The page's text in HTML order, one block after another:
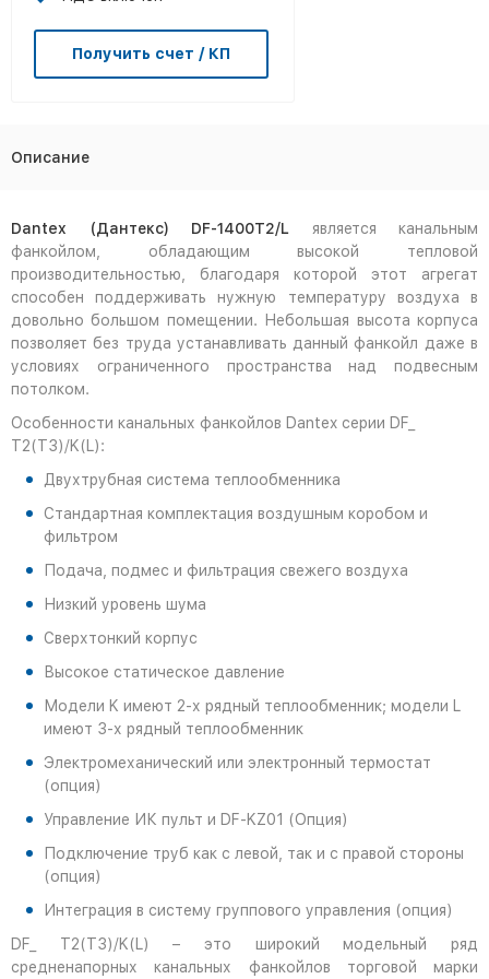
Получить счет / КП
Описание
Dantex (Дантекс) DF-1400T2/L является канальным
фанкойлом, обладающим высокой тепловой
производительностью, благодаря которой этот агрегат
способен поддерживать нужную температуру воздуха в
довольно большом помещении. Небольшая высота корпуса
позволяет без труда устанавливать данный фанкойл даже в
условиях ограниченного пространства над подвесным
потолком.
Особенности канальных фанкойлов Dantex серии DF_
T2(T3)/K(L):
Двухтрубная система теплообменника
Стандартная комплектация воздушным коробом и
фильтром
Подача, подмес и фильтрация свежего воздуха
Низкий уровень шума
Сверхтонкий корпус
Высокое статическое давление
Модели K имеют 2-х рядный теплообменник; модели L
имеют 3-х рядный теплообменник
Электромеханический или электронный термостат
(опция)
Управление ИК пульт и DF-KZ01 (Опция)
Подключение труб как с левой, так и с правой стороны
(опция)
Интеграция в систему группового управления (опция)
DF_ T2(T3)/K(L) – это широкий модельный ряд
средненапорных канальных фанкойлов торговой марки